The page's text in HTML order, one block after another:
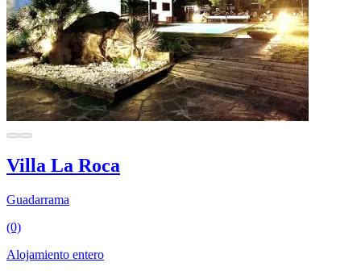
Villa La Roca
Guadarrama
(0)
Alojamiento entero